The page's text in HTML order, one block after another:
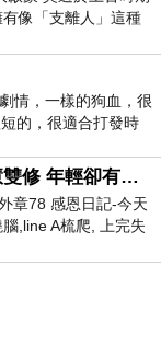
像「支離人」這種
情，一樣的狗血，很
的，很適合打發時
小護師番外章78 > 福慧雙修 年輕卻有個老靈魂 ㄑ金剛經〉podcast
章78 感恩日記-今天
,line A梳爬, 上完失